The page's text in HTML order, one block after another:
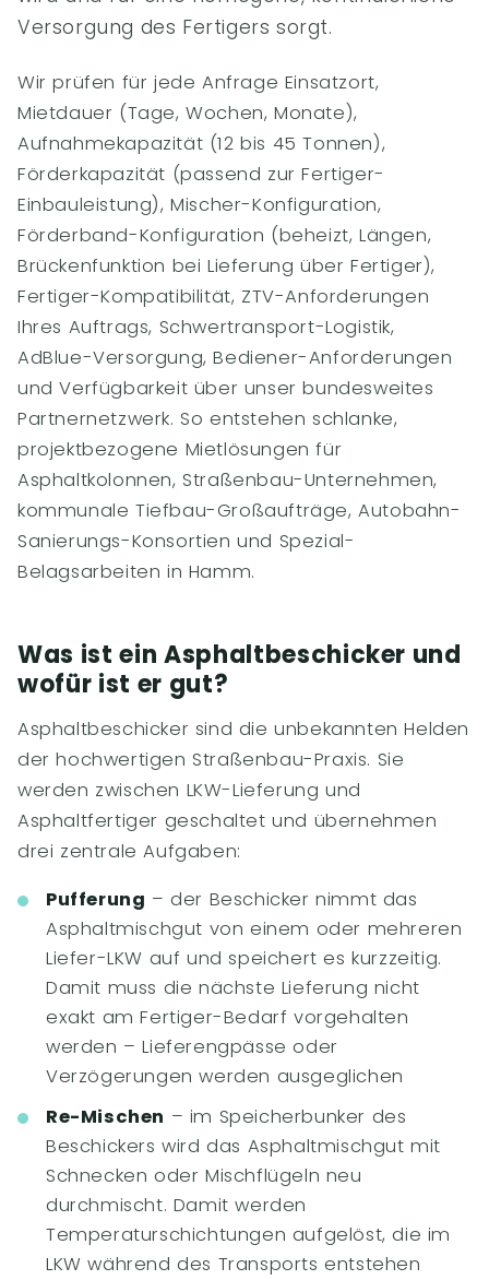
Versorgung des Fertigers sorgt.
Wir prüfen für jede Anfrage Einsatzort,
Mietdauer (Tage, Wochen, Monate),
Aufnahmekapazität (12 bis 45 Tonnen),
Förderkapazität (passend zur Fertiger-
Einbauleistung), Mischer-Konfiguration,
Förderband-Konfiguration (beheizt, Längen,
Brückenfunktion bei Lieferung über Fertiger),
Fertiger-Kompatibilität, ZTV-Anforderungen
Ihres Auftrags, Schwertransport-Logistik,
AdBlue-Versorgung, Bediener-Anforderungen
und Verfügbarkeit über unser bundesweites
Partnernetzwerk. So entstehen schlanke,
projektbezogene Mietlösungen für
Asphaltkolonnen, Straßenbau-Unternehmen,
kommunale Tiefbau-Großaufträge, Autobahn-
Sanierungs-Konsortien und Spezial-
Belagsarbeiten in Hamm.
Was ist ein Asphaltbeschicker und
wofür ist er gut?
Asphaltbeschicker sind die unbekannten Helden
der hochwertigen Straßenbau-Praxis. Sie
werden zwischen LKW-Lieferung und
Asphaltfertiger geschaltet und übernehmen
drei zentrale Aufgaben:
Pufferung – der Beschicker nimmt das
Asphaltmischgut von einem oder mehreren
Liefer-LKW auf und speichert es kurzzeitig.
Damit muss die nächste Lieferung nicht
exakt am Fertiger-Bedarf vorgehalten
werden – Lieferengpässe oder
Verzögerungen werden ausgeglichen
Re-Mischen – im Speicherbunker des
Beschickers wird das Asphaltmischgut mit
Schnecken oder Mischflügeln neu
durchmischt. Damit werden
Temperaturschichtungen aufgelöst, die im
LKW während des Transports entstehen